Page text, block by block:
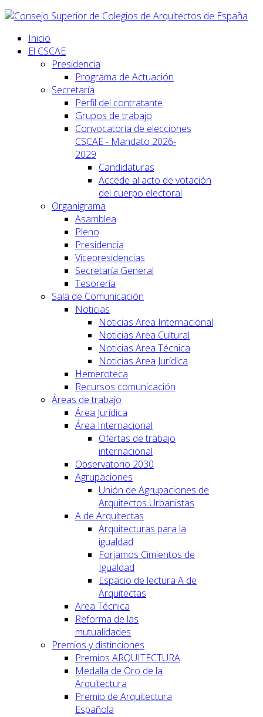
Inicio
El CSCAE
Presidencia
Programa de Actuación
Secretaría
Perfil del contratante
Grupos de trabajo
Convocatoria de elecciones
CSCAE - Mandato 2026-
2029
Candidaturas
Accede al acto de votación
del cuerpo electoral
Organigrama
Asamblea
Pleno
Presidencia
Vicepresidencias
Secretaría General
Tesorería
Sala de Comunicación
Noticias
Noticias Area Internacional
Noticias Area Cultural
Noticias Area Técnica
Noticias Area Jurídica
Hemeroteca
Recursos comunicación
Áreas de trabajo
Área Jurídica
Área Internacional
Ofertas de trabajo
internacional
Observatorio 2030
Agrupaciones
Unión de Agrupaciones de
Arquitectos Urbanistas
A de Arquitectas
Arquitecturas para la
igualdad
Forjamos Cimientos de
Igualdad
Espacio de lectura A de
Arquitectas
Area Técnica
Reforma de las
mutualidades
Premios y distinciones
Premios ARQUITECTURA
Medalla de Oro de la
Arquitectura
Premio de Arquitectura
Española